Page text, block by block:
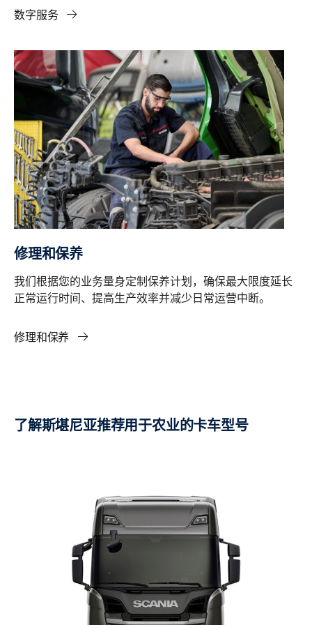
数字服务
修理和保养
我们根据您的业务量身定制保养计划，确保最大限度延长
正常运行时间、提高生产效率并减少日常运营中断。
修理和保养
了解斯堪尼亚推荐用于农业的卡车型号